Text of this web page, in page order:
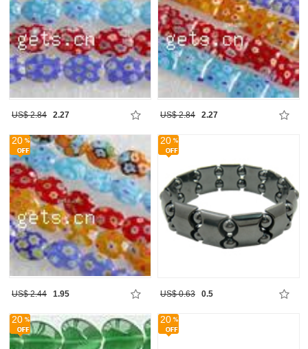
US$ 2.84 2.27 US$ 2.84 2.27
20
US$ 2.44 1.95
20
US$ 0.63 0.5
20 20